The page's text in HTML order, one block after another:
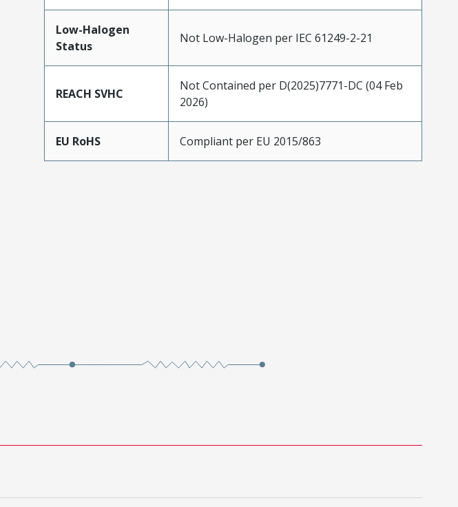
Low-Halogen
Status
Not Low-Halogen per IEC 61249-2-21
REACH SVHC
Not Contained per D(2025)7771-DC (04 Feb
2026)
EU RoHS Compliant per EU 2015/863